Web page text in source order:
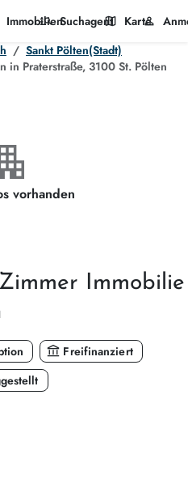
Immobilien
manage_search Suchagent
map Karte
person
Sankt Pölten(Stadt)
in Praterstraße, 3100 St. Pölten
vorhanden
Immobilie
account_balance Freifinanziert